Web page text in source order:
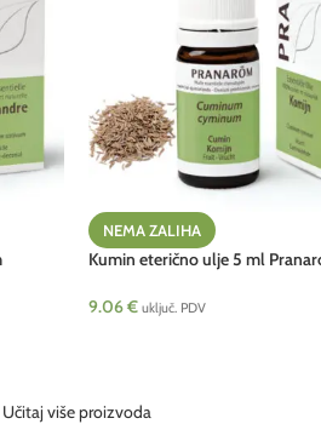
NEMA ZALIHA
Kumin eterično ulje 5 ml
9.06€ uključ. PDV
Učitaj više proizvoda